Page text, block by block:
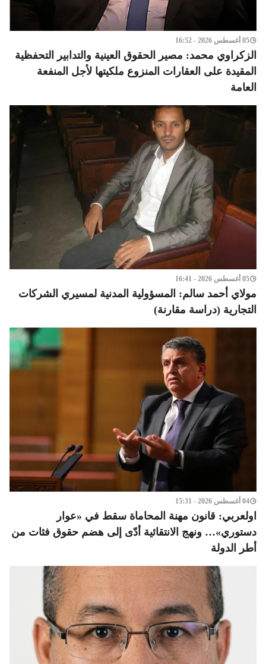
05 أغسطس 2026 - 16:52
الزكراوي محمد: مصير الحقوق العينية والتدابير التحفظية
المقيدة على العقارات المنزوع ملكيتها لأجل المنفعة
العامة
05 أغسطس 2026 - 16:41
مولاي أحمد سالم: المسؤولية المدنية لمسيري الشركات
التجارية (دراسة مقارنة)
04 أغسطس 2026 - 15:31
اولعربي: قانون مهنة المحاماة سقط في «عوار
دستوري»… ونهج الانتقائية أدّى إلى هضم حقوق فئات من
أطر الدولة